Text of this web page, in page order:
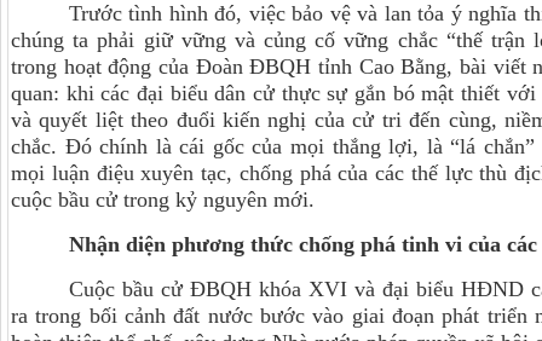
Trước tình hình đó, việc bảo vệ và lan tỏa ý nghĩa
chúng ta phải giữ vững và củng cố vững chắc “thế trận
trong hoạt động của Đoàn ĐBQH tỉnh Cao Bằng, bài viết
quan: khi các đại biểu dân cử thực sự gắn bó mật thiết với
và quyết liệt theo đuổi kiến nghị của cử tri đến cùng,
chắc. Đó chính là cái gốc của mọi thắng lợi, là “lá
mọi luận điệu xuyên tạc, chống phá của các thế lực thù
cuộc bầu cử trong kỷ nguyên mới.
Nhận diện phương thức chống phá tinh vi của
Cuộc bầu cử ĐBQH khóa XVI và đại biểu HĐND
ra trong bối cảnh đất nước bước vào giai đoạn phát triển